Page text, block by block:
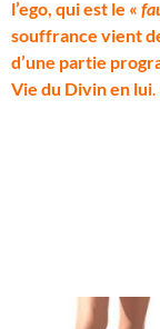
l’ego, qui est le «
souffrance vient
d’une partie
Vie du Divin en lui